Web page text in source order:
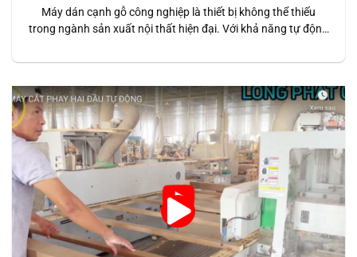
Máy dán cạnh gỗ công nghiệp là thiết bị không thể thiếu
trong ngành sản xuất nội thất hiện đại. Với khả năng tự động
phẩm gỗ công nghiệp một cách nhanh chóng, chính xác, tạo